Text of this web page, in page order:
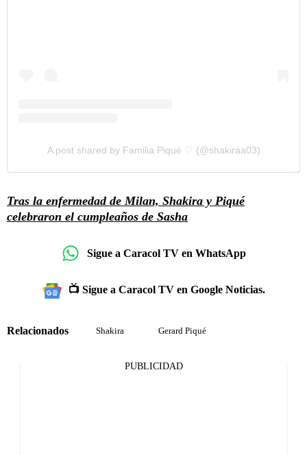
A post shared by Familia Piqué ♡ (@shakiraa03)
Tras la enfermedad de Milan, Shakira y Piqué
celebraron el cumpleaños de Sasha
Sigue a Caracol TV en WhatsApp
📺 Sigue a Caracol TV en Google Noticias.
Relacionados Shakira Gerard Piqué
PUBLICIDAD